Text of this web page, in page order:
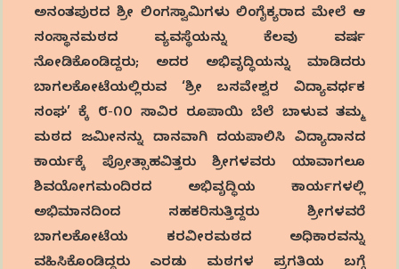
ಅನಂತಪುರದ ಶ್ರೀ ಲಿಂಗಸ್ವಾಮಿಗಳು ಲಿಂಗೈಕ್ಯರಾದ ಮೇಲೆ ಆ
ಸಂಸ್ಥಾನಮಠದ ವ್ಯವಸ್ಥೆಯನ್ನು ಕೆಲವು ವರ್ಷ
ನೋಡಿಕೊಂಡಿದ್ದರು; ಅದರ ಅಭಿವೃದ್ಧಿಯನ್ನು ಮಾಡಿದರು
ಬಾಗಲಕೋಟೆಯಲ್ಲಿರುವ ‘ಶ್ರೀ ಬಸವೇಶ್ವರ ವಿದ್ಯಾವರ್ಧಕ
ಸಂಘ’ ಕ್ಕೆ ೮-೧೦ ಸಾವಿರ ರೂಪಾಯಿ ಬೆಲೆ ಬಾಳುವ ತಮ್ಮ
ಮಠದ ಜಮೀನನ್ನು ದಾನವಾಗಿ ದಯಪಾಲಿಸಿ ವಿದ್ಯಾದಾನದ
ಕಾರ್ಯಕ್ಕೆ ಪ್ರೋತ್ಸಾಹವಿತ್ತರು ಶ್ರೀಗಳವರು ಯಾವಾಗಲೂ
ಶಿವಯೋಗಮಂದಿರದ ಅಭಿವೃದ್ಧಿಯ ಕಾರ್ಯಗಳಲ್ಲಿ
ಅಭಿಮಾನದಿಂದ ಸಹಕರಿಸುತ್ತಿದ್ದರು ಶ್ರೀಗಳವರೆ
ಬಾಗಲಕೋಟೆಯ ಕರವೀರಮಠದ ಅಧಿಕಾರವನ್ನು
ವಹಿಸಿಕೊಂಡಿದ್ದರು ಎರಡು ಮಠಗಳ ಪ್ರಗತಿಯ ಬಗ್ಗೆ